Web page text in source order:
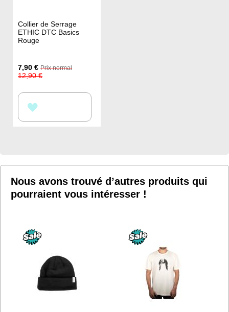
Collier de Serrage
ETHIC DTC Basics
Rouge
Prix
Spécial
7,90 € Prix normal
12,90 €
À
D’ENVIE
Nous avons trouvé d’autres produits qui
pourraient vous intéresser !